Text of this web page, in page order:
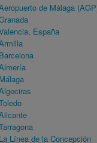
de Málaga
España
Línea de la Concepción